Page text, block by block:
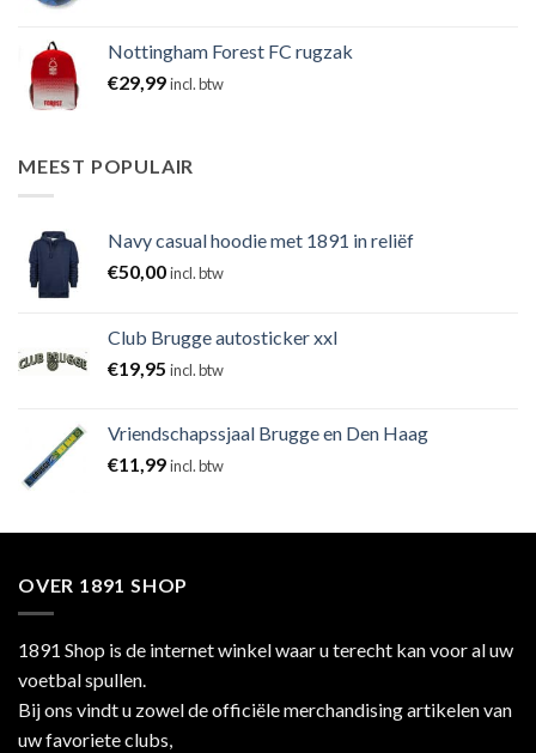
Nottingham Forest FC rugzak
€29,99incl. btw
MEEST POPULAIR
Navy casual hoodie met 1891 in reliëf
€50,00incl. btw
Club Brugge autosticker xxl
€19,95 incl. btw
Vriendschapssjaal Brugge en Den Haag
€11,99incl. btw
OVER 1891 SHOP
1891 Shop is de internet winkel waar u terecht kan voor al uw
voetbal spullen.
Bij ons vindt u zowel de officiële merchandising artikelen van
uw favoriete clubs,